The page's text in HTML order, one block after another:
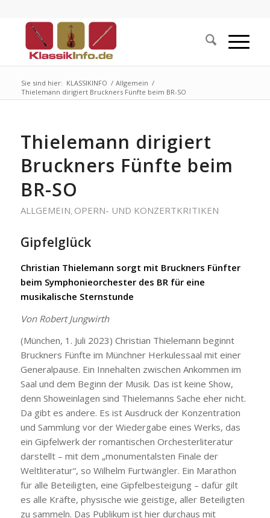
Sie sind hier: KLASSIKINFO / Allgemein /
Thielemann dirigiert Bruckners Fünfte beim BR-SO
Thielemann dirigiert
Bruckners Fünfte beim
BR-SO
ALLGEMEIN, OPERN- UND KONZERTKRITIKEN
Gipfelglück
Christian Thielemann sorgt mit Bruckners Fünfter
beim Symphonieorchester des BR für eine
musikalische Sternstunde
Von Robert Jungwirth
(München, 1. Juli 2023) Christian Thielemann beginnt
Bruckners Fünfte im Münchner Herkulessaal mit einer
Generalpause. Ein Innehalten zwischen Ankommen im
Saal und dem Beginn der Musik. Das ist keine Show,
denn Showeinlagen sind Thielemanns Sache eher nicht.
Da gibt es andere. Es ist Ausdruck der Konzentration
und Sammlung vor der Wiedergabe eines Werks, das
ein Gipfelwerk der romantischen Orchesterliteratur
darstellt – mit dem „monumentalsten Finale der
Weltliteratur“, so Wilhelm Furtwängler. Ein Marathon
für alle Beteiligten, eine Gipfelbesteigung – dafür gilt
es alle Kräfte, physische wie geistige, aller Beteiligten
zu sammeln. Das Publikum ist hier durchaus mit